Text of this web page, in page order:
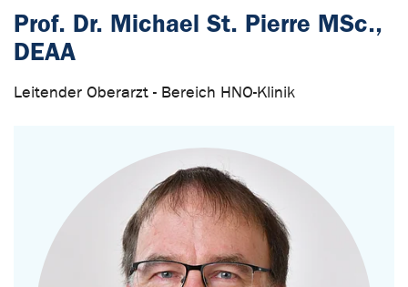
Prof. Dr. Michael St. Pierre MSc.,
DEAA
Leitender Oberarzt - Bereich HNO-Klinik